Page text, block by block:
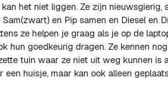
het niet liggen. Ze zijn nieuwsgierig,
en Pip samen en Diesel en
ze helpen je graag als je op de
hun goedkeurig dragen. Ze kennen
tuin waar ze niet uit weg kunnen is
een huisje, maar kan ook alleen